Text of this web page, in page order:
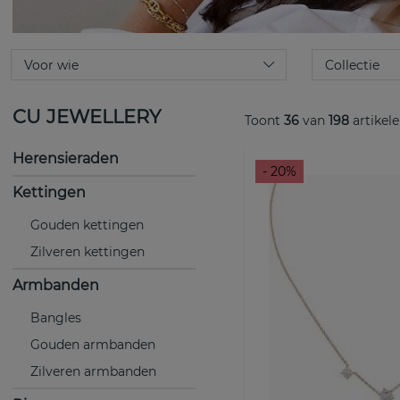
CU JEWELLERY
Herensieraden
Kettingen
Gouden kettingen
Zilveren kettingen
Armbanden
Bangles
Gouden armbanden
Zilveren armbanden
Toont 36 van 198
- 20%